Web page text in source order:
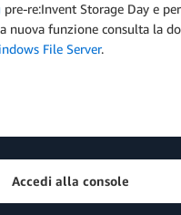
pre-re:Invent Storage Day e
nuova funzione consulta la
File Server.
Accedi alla console